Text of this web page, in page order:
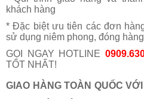
khách hàng
* Đặc biệt ưu tiên các đơn
sử dụng niêm phong, đóng
GỌI NGAY HOTLINE
TỐT NHẤT!
GIAO HÀNG TOÀN QUỐC